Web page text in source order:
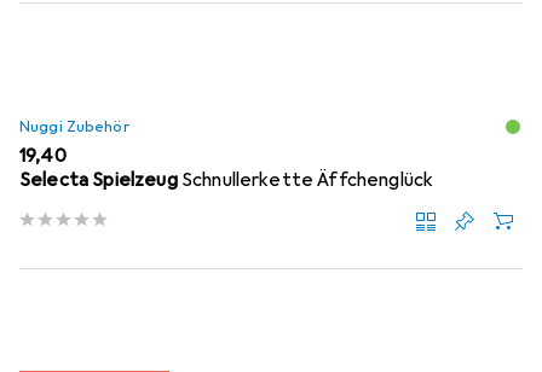
Nuggi Zubehör
EUR
19,40
Selecta Spielzeug Schnullerkette Äffchenglück